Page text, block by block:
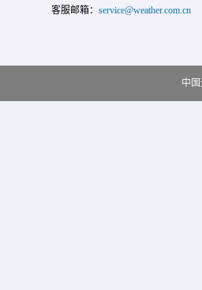
客服邮箱： service@weather.com.cn
中